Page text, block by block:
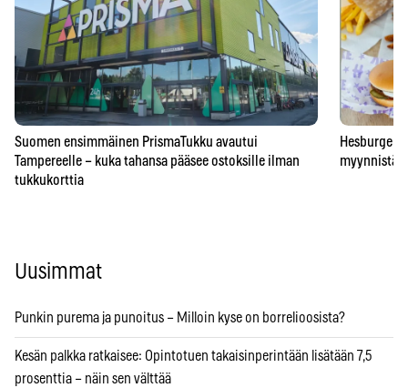
Suomen ensimmäinen PrismaTukku avautui
Tampereelle – kuka tahansa pääsee ostoksille ilman
tukkukorttia
myynnistä
Uusimmat
Punkin purema ja punoitus – Milloin kyse on borrelioosista?
Kesän palkka ratkaisee: Opintotuen takaisinperintään lisätään 7,5
prosenttia – näin sen välttää